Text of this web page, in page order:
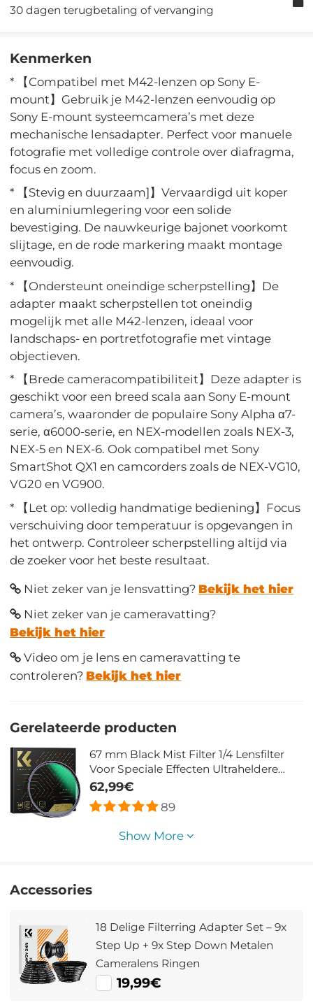
30 dagen terugbetaling of vervanging
Kenmerken
* 【Compatibel met M42-lenzen op Sony E-
mount】Gebruik je M42-lenzen eenvoudig op
Sony E-mount systeemcamera’s met deze
mechanische lensadapter. Perfect voor manuele
fotografie met volledige controle over diafragma,
focus en zoom.
* 【Stevig en duurzaam]】Vervaardigd uit koper
en aluminiumlegering voor een solide
bevestiging. De nauwkeurige bajonet voorkomt
slijtage, en de rode markering maakt montage
eenvoudig.
* 【Ondersteunt oneindige scherpstelling】De
adapter maakt scherpstellen tot oneindig
mogelijk met alle M42-lenzen, ideaal voor
landschaps- en portretfotografie met vintage
objectieven.
* 【Brede cameracompatibiliteit】Deze adapter is
geschikt voor een breed scala aan Sony E-mount
camera’s, waaronder de populaire Sony Alpha α7-
serie, α6000-serie, en NEX-modellen zoals NEX-3,
NEX-5 en NEX-6. Ook compatibel met Sony
SmartShot QX1 en camcorders zoals de NEX-VG10,
VG20 en VG900.
* 【Let op: volledig handmatige bediening】Focus
verschuiving door temperatuur is opgevangen in
het ontwerp. Controleer scherpstelling altijd via
de zoeker voor het beste resultaat.
Niet zeker van je lensvatting? Bekijk het hier
Niet zeker van je cameravatting?
Bekijk het hier
Video om je lens en cameravatting te
controleren? Bekijk het hier
Gerelateerde producten
67 mm Black Mist Filter 1/4 Lensfilter
Voor Speciale Effecten Ultraheldere
Meerlaagse Coating Waterdicht
Krasbestendig En Antireflecterend
Nano Xcel Serie
62,99€
89
Show More
Accessories
18 Delige Filterring Adapter Set – 9x
Step Up + 9x Step Down Metalen
Cameralens Ringen
19,99€